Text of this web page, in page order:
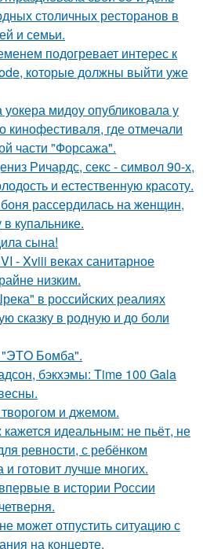
столичных ресторанов в
и семьи.
подогревает интерес к
которые должны выйти уже
мидоу опубликовала у
кинофестиваля, где отмечали
части "Форсажа".
Ричардс, секс - символ 90-х,
и естественную красоту.
рассердилась на женщин,
купальнике.
сына!
- Xviii веках санитарное
низким.
в российских реалиях
сказку в родную и до боли
Бомба".
бэкхэмы: Time 100 Gala
и джемом.
идеальным: не пьёт, не
ревности, с ребёнком
и готовит лучше многих.
в истории России
может отпустить ситуацию с
на концерте.